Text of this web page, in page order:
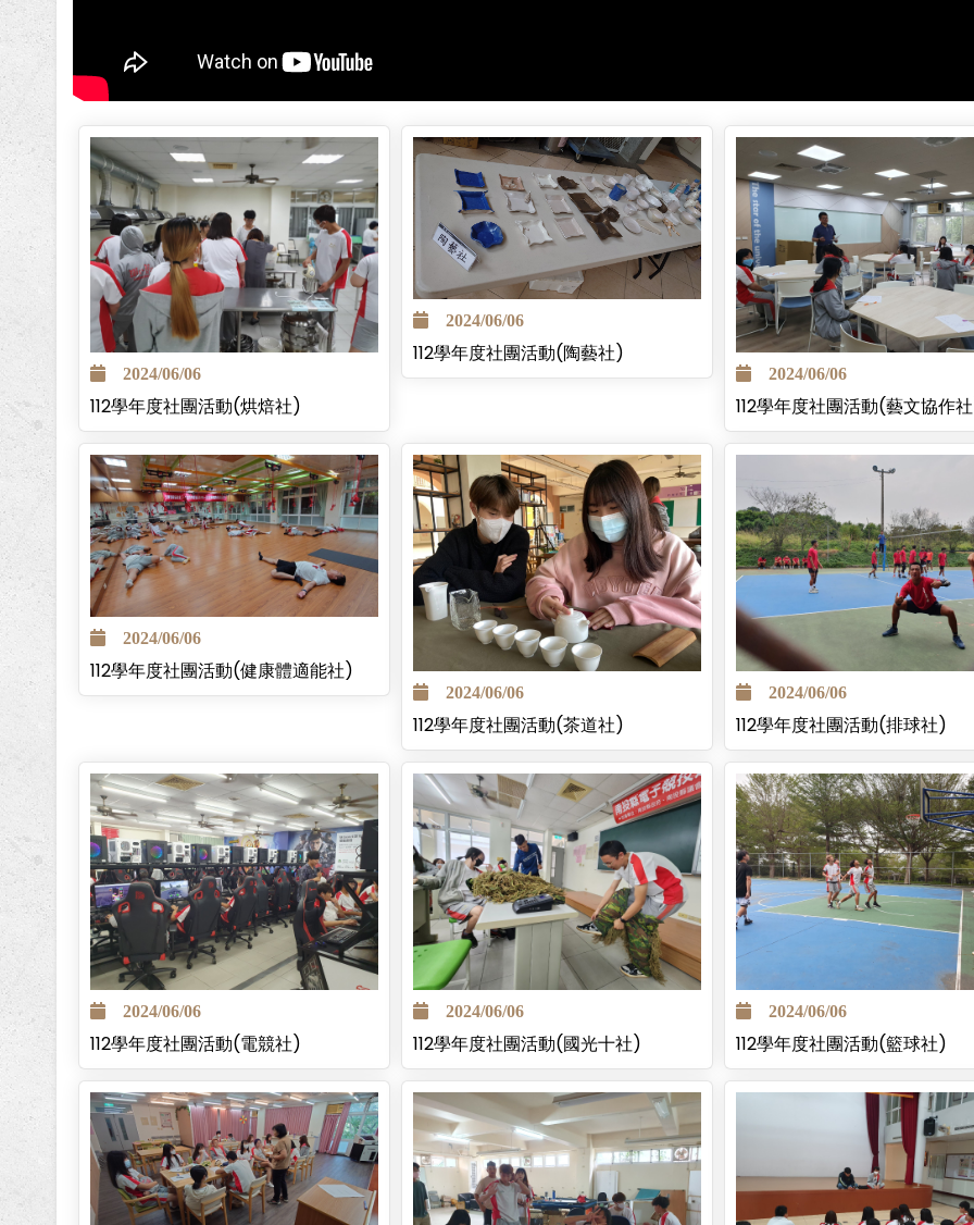
2024/06/06
112學年度社團活動(烘焙社)
2024/06/06
112學年度社團活動(陶藝社)
2024/06/06
112學年度社團活動(藝文協作
2024/06/06
112學年度社團活動(健康體適能社)
2024/06/06
112學年度社團活動(茶道社)
2024/06/06
112學年度社團活動(排球社)
2024/06/06
112學年度社團活動(電競社)
2024/06/06
112學年度社團活動(國光十社)
2024/06/06
112學年度社團活動(籃球社)